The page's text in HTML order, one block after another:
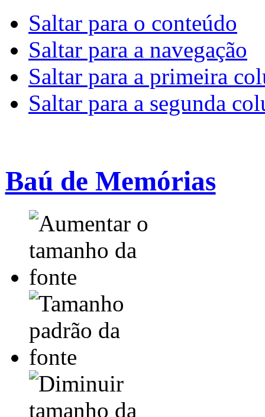
Saltar para o conteúdo
Saltar para a navegação
Saltar para a primeira
Saltar para a segunda
Baú de Memórias